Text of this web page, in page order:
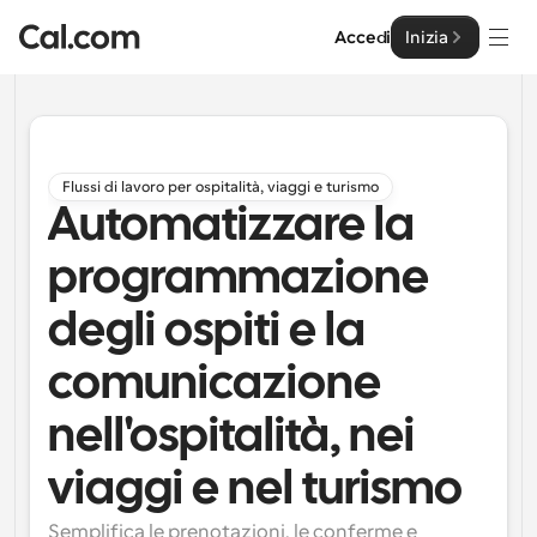
Accedi Inizia
Soluzioni
Per dimensione del team
Pianificazione personale semplificata
Per Team
Pianificazione collaborativa per gruppi
Per sviluppatori
Caratteristiche potenti e integrazioni
Per le imprese
Impresa
Sviluppatore
Documentazione per Sviluppatori
Documentazione per la piattaforma Cal.com
Risorse
API
Crea le tue integrazioni personalizzate con la nostra
Cal.ai
Flussi di lavoro per ospitalità, viaggi e turismo
Automatizzare la
programmazione
degli ospiti e la
comunicazione
nell'ospitalità, nei
viaggi e nel turismo
Semplifica le prenotazioni, le conferme e